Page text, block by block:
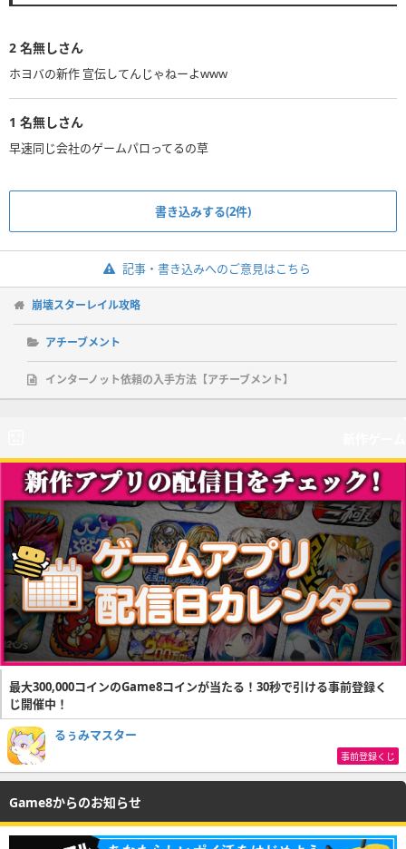
2 名無しさん
ホヨバの新作 宣伝してんじゃねーよwww
1 名無しさん
早速同じ会社のゲームパロってるの草
書き込みする(2件)
記事・書き込みへのご意見はこちら
崩壊スターレイル攻略
アチーブメント
インターノット依頼の入手方法【アチーブメント】
最大300,000コインのGame8コインが当たる！30秒で引ける事前登録く
じ開催中！
るぅみマスター
事前登録くじ
Game8からのお知らせ